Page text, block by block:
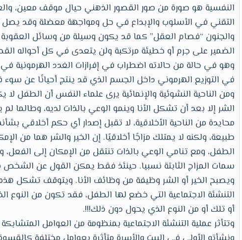
النفسية هو صورة من صور القصور الذهني حيال موقف معين،
التقني في الأسلوب والإبداع في حل ومواجهة معضلة وقد يصل
والجنون “فصام العقل” كما قد يكون وسيلة من وسائل العقوبة
الضمير على جرم أو خطيئة مرتكبة ولن يتعدى في كل أحواله
وهو في حالة من حالاته اضطراب في إفرازات الغدد الهرمونية
في التوزيع الهرموني داخل الجسم الذي قد ينتج أحيانًا عن سوء
ومن الناحية النشوئية والإنمائية يرى علماء النفس أن الطفل لا
الشر إلا بعد أن تشكل الأنا وينمو الوعي بالذات لديه، وطالما
محايدة من الناحية الأخلاقية، لا تقبل إصدار أي حكم أخلاقي
طبيعة، ولكنه لا يمتلك مزاجًا أخلاقيًا. إن الخير والشر هما من
الطفل، ومع تنامي الوعي بالذات تنتقل من الإمكان إلى
سمات المزاج الثابتة نسبيا. حينئذ فقط يمكن القول عن الشخص
ويصبح الخير أو الشر وظيفة من وظائف الأنا. ويتوقف تشكل
التنشئة الاجتماعية التي خضع لها الطفل، فقد تكون من
أو تلك أو من النوع الذي يحول دون ذلك!!!.
وتتأثر عملية التنشئة الاجتماعية بمنظومة من العوامل